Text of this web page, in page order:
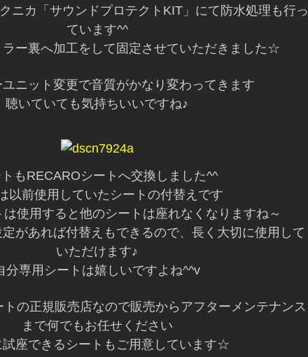
ニカ「サウンドプロテクトKIT」にて防水処理も行っ
ています^^
ラー裏へ加工をして固定させていただきました☆
ニット変更で音質がかなり変わってきます
聴いていても気持ちいいですね♪
もRECAROシートへ交換しました^^
以前使用していたシートの付替えです
使用すると他のシートは座れなくなりますね～
があれば付替えもできるので、長く大切に使用して
いただけます♪
分専用シートは嬉しいですよね^^v
の正規販売店なので販売からアフターメンテナンス
まで何でもお任せください
試座できるシートもご用意しています☆